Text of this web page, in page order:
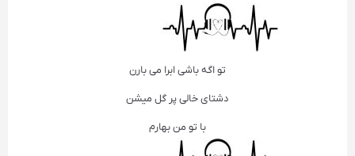
تو اگه باشی ابرا می بارن
دشتای خالی پر گل میشن
با تو من بهارم